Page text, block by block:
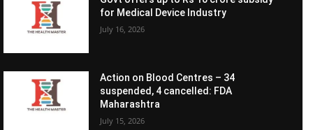
for Medical Device Industry
July 16, 2026
Action on Blood Centres – 34
suspended, 4 cancelled: FDA
Maharashtra
July 15, 2026